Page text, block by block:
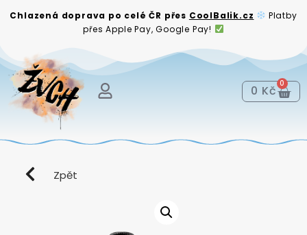
Chlazená doprava po celé ČR přes CoolBalik.cz
Platby
přes Apple Pay, Google Pay!
0 Kč 0
Zpět